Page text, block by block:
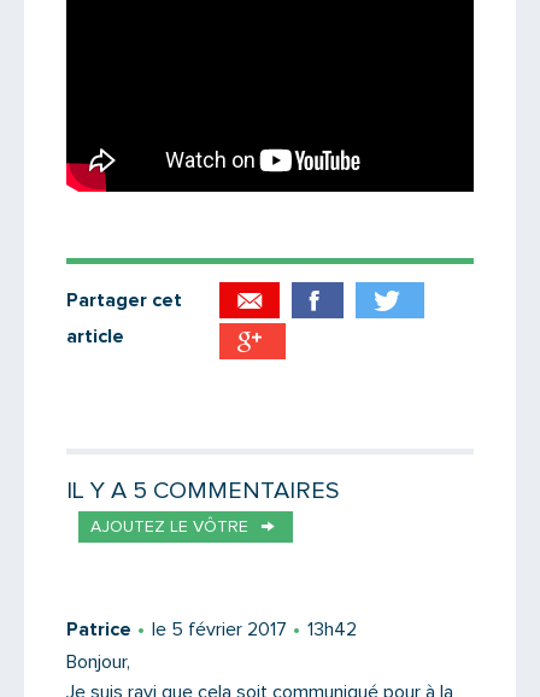
Partager cet
article
IL Y A 5 COMMENTAIRES
AJOUTEZ LE VÔTRE
Patrice le 5 février 2017
13h42
Bonjour,
Je suis ravi que cela soit communiqué pour à la